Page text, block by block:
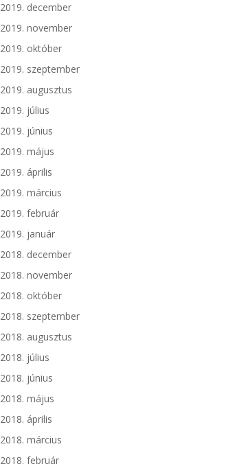
2019. december
2019. november
2019. október
2019. szeptember
2019. augusztus
2019. július
2019. június
2019. május
2019. április
2019. március
2019. február
2019. január
2018. december
2018. november
2018. október
2018. szeptember
2018. augusztus
2018. július
2018. június
2018. május
2018. április
2018. március
2018. február